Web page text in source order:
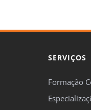
SERVIÇOS
Formação